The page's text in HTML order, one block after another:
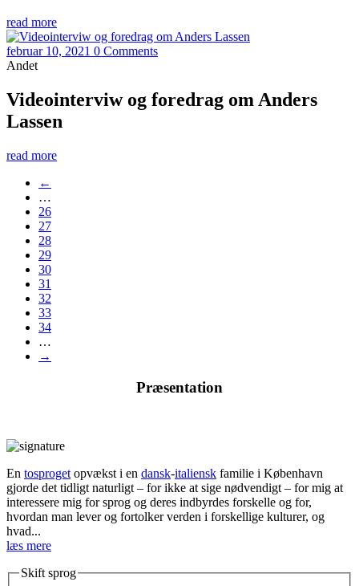
read more
februar 10, 2021 0 Comments
Andet
Videointerviw og foredrag om Anders
Lassen
read more
←
…
26
27
28
29
30
31
32
33
34
…
→
Præsentation
En tosproget opvækst i en dansk-italiensk familie i København
gjorde det tidligt naturligt – for ikke at sige nødvendigt – for mig at
interessere mig for sprog og deres indbyrdes forskelle og for,
hvordan man lever og fortolker verden i forskellige kulturer, og
hvad...
læs mere
Skift sprog